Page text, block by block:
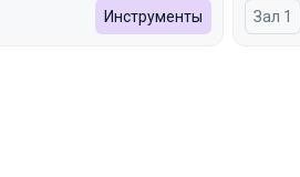
Инструменты Зал 1